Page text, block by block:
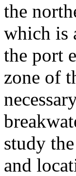
the
which is
the port
zone of
study
and